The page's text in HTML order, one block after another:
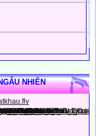
NHIÊN